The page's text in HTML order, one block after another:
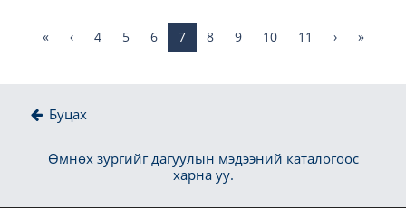
« ‹ 4 5 6 7 8 9 10 11 › »
Буцах
Өмнөх зургийг дагуулын мэдээний каталогоос
харна уу.